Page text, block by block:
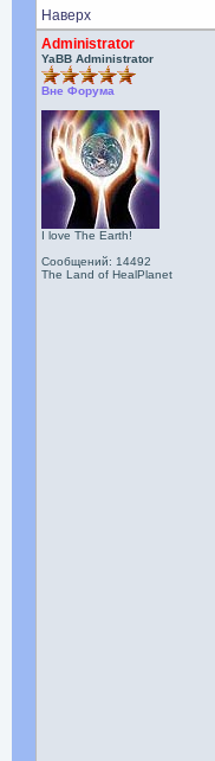
Наверх
Administrator
YaBB Administrator
Вне Форума
I love The Earth!
Сообщений: 14492
The Land of HealPlanet